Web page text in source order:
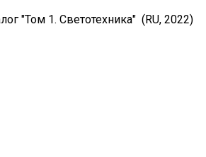
"Том 1. Светотехника" (RU, 2022)